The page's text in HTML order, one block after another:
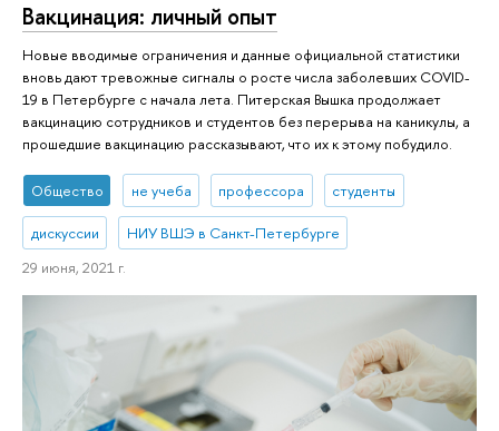
Вакцинация: личный опыт
Новые вводимые ограничения и данные официальной статистики
вновь дают тревожные сигналы о росте числа заболевших COVID-
19 в Петербурге с начала лета. Питерская Вышка продолжает
вакцинацию сотрудников и студентов без перерыва на каникулы, а
прошедшие вакцинацию рассказывают, что их к этому побудило.
Общество не учеба профессора студенты
дискуссии
НИУ ВШЭ в Санкт-Петербурге
29 июня, 2021 г.